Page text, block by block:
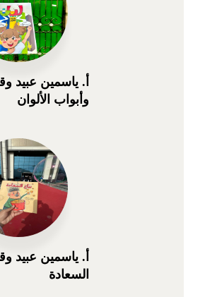
أ. ياسمين عبيد
وأبواب الألوان
أ. ياسمين عبيد
السعادة